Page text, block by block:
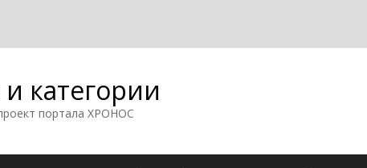
категории
портала ХРОНОС